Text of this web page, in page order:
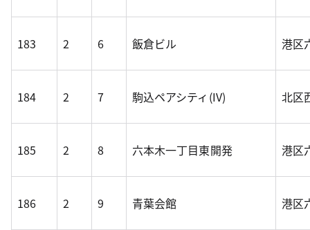
183 2 6 飯倉ビル 港区
184 2 7 駒込ペアシティ(IV) 北区
185 2 8 六本木一丁目東開発 港区
186 2 9 青葉会館 港区